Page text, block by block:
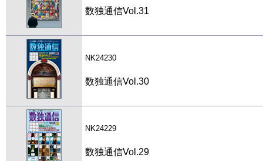
数独通信Vol.31
NK24230
数独通信Vol.30
NK24229
数独通信Vol.29